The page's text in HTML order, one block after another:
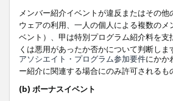
メンバー紹介イベントが違反またはその
ウェアの利用、一人の個人による複数の
ベント）、甲は特別プログラム紹介料を
くは悪用があったか否かについて判断しま
アソシエイト・プログラム参加要件にかか
ー紹介に関連する場合にのみ許可されるも
(b) ボーナスイベント